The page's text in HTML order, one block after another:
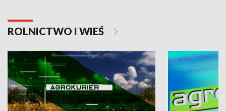
ROLNICTWO I WIEŚ